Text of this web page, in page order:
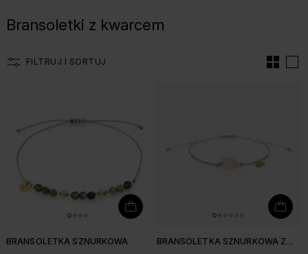
MENU
Bransoletki z kwarcem
FILTRUJ I SORTUJ
BRANSOLETKA SZNURKOWA
BRANSOLETKA SZNURKOWA Z